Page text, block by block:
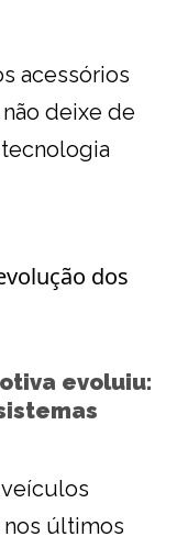
acessórios
deixe de
evoluiu:
nos últimos